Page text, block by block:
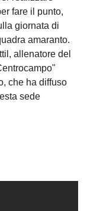
fare il punto,
giornata di
amaranto.
allenatore del
che ha diffuso
sede